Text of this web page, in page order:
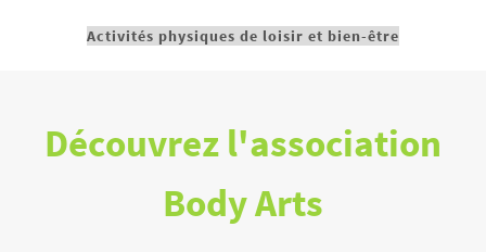
Activités physiques de loisir et bien-être
Découvrez l'association
Body Arts